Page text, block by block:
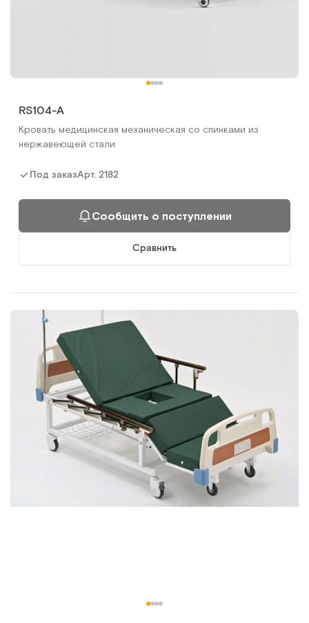
RS104-A
Кровать медицинская механическая со спинками из
нержавеющей стали
Под заказАрт. 2182
Сообщить о поступлении
Сравнить